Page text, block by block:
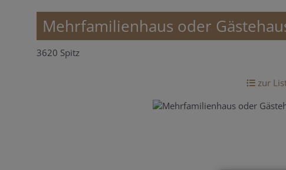
Mehrfamilienhaus oder
3620 Spitz
zur